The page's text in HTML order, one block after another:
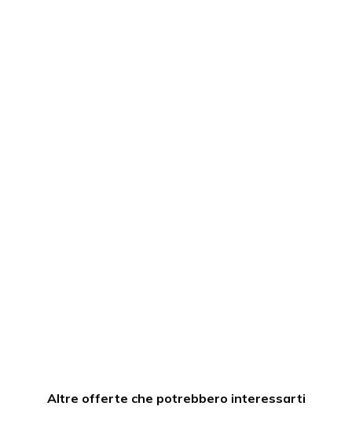
Altre offerte che potrebbero interessarti